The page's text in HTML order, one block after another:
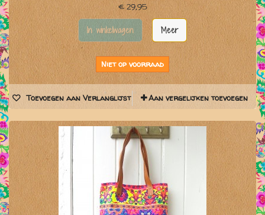
€ 29,95
In winkelwagen Meer
Niet op voorraad
Toevoegen aan Verlanglijst Aan vergelijken toevoegen